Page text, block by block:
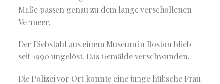
Maße passen genau zu dem lange verschollenen
Vermeer.
Der Diebstahl aus einem Museum in Boston blieb
seit 1990 ungelöst. Das Gemälde verschwunden.
Die Polizei vor Ort konnte eine junge hübsche Frau